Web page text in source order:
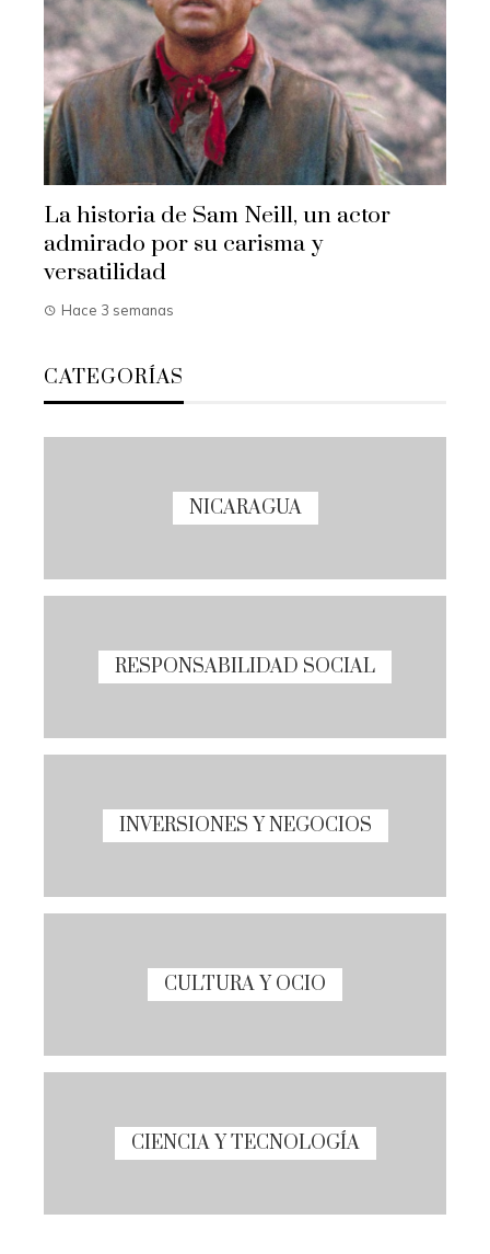
La historia de Sam Neill, un actor
admirado por su carisma y
versatilidad
Hace 3 semanas
CATEGORÍAS
NICARAGUA
RESPONSABILIDAD SOCIAL
INVERSIONES Y NEGOCIOS
CULTURA Y OCIO
CIENCIA Y TECNOLOGÍA